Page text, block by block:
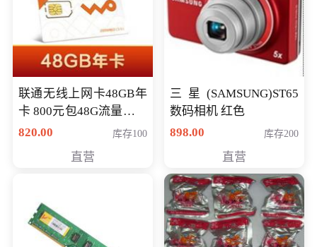
联通无线上网卡48GB年
卡 800元包48G流量，其
中全国流量12G，省内
820.00 库存100
直营
三星(SAMSUNG)ST65
数码相机 红色
898.00
库存200
直营